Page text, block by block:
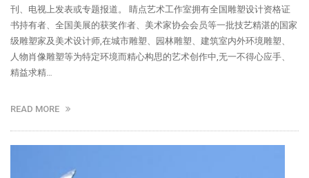
刊、电视上发表或专题报道。 睛点艺术工作室拥有全国雕塑设计资格证
书持有者、全国美展的获奖作者、美术家协会会员等一批技艺精湛的国家
级雕塑家及美术设计师,在城市雕塑、园林雕塑、建筑室内外环境雕塑、
人物肖像雕塑等为特定环境而精心构思的艺术创作中,无一不得心应手、
精益求精…
READ MORE